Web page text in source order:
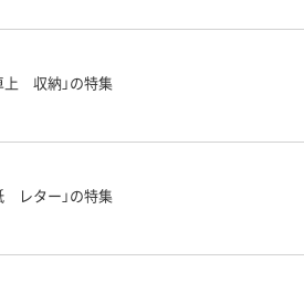
上 収納」の特集
レター」の特集